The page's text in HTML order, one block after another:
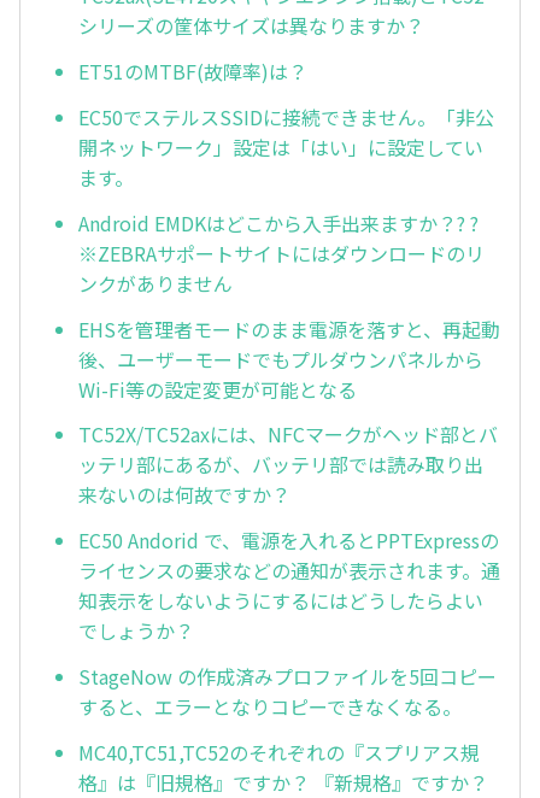
シリーズの筐体サイズは異なりますか？
ET51のMTBF(故障率)は？
EC50でステルスSSIDに接続できません。「非公
開ネットワーク」設定は「はい」に設定してい
ます。
Android EMDKはどこから入手出来ますか？? ?
※ZEBRAサポートサイトにはダウンロードのリ
ンクがありません
EHSを管理者モードのまま電源を落すと、再起動
後、ユーザーモードでもプルダウンパネルから
Wi-Fi等の設定変更が可能となる
TC52X/TC52axには、NFCマークがヘッド部とバ
ッテリ部にあるが、バッテリ部では読み取り出
来ないのは何故ですか？
EC50 Andorid で、電源を入れるとPPTExpressの
ライセンスの要求などの通知が表示されます。通
知表示をしないようにするにはどうしたらよい
でしょうか？
StageNow の作成済みプロファイルを5回コピー
すると、エラーとなりコピーできなくなる。
MC40,TC51,TC52のそれぞれの『スプリアス規
格』は『旧規格』ですか？ 『新規格』ですか？